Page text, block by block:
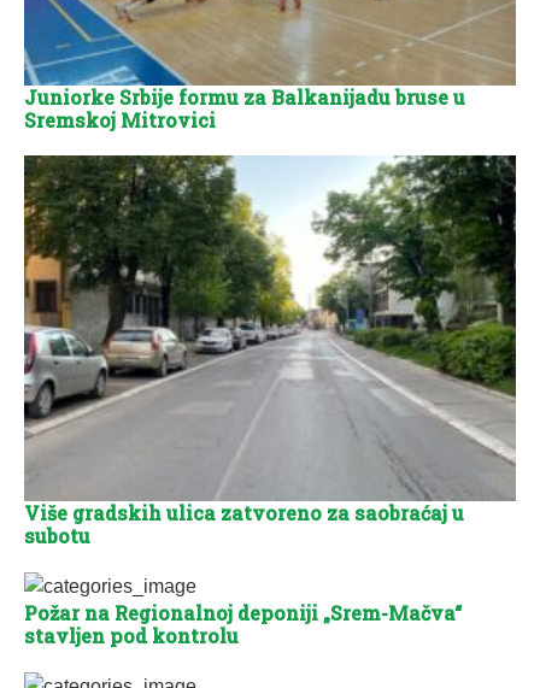
Juniorke Srbije formu za Balkanijadu bruse u
Sremskoj Mitrovici
Više gradskih ulica zatvoreno za saobraćaj u
subotu
Požar na Regionalnoj deponiji „Srem-Mačva“
stavljen pod kontrolu